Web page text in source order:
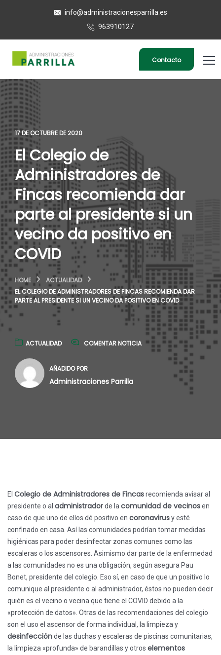
info@administracionesparrilla.es
963910127
Contacto
17 DE OCTUBRE DE 2020
El Colegio de
Administradores de
Fincas recomienda dar
parte al presidente si un
vecino da positivo en
COVID
HOME
ACTUALIDAD
EL COLEGIO DE ADMINISTRADORES DE FINCAS RECOMIENDA DAR
PARTE AL PRESIDENTE SI UN VECINO DA POSITIVO EN COVID
ACTUALIDAD COMENTAR NOTICIA
AÑADIDO POR
Administraciones Parrilla
El Colegio de Administradores de Fincasrecomienda avisar al
presidente o al administradorde la comunidad de vecinosen
caso de que uno de ellos dé positivo en coronavirusy esté
confinado en casa. Así las comunidades podrían tomar medidas
higiénicas para poder desinfectar zonas comunes como las
escaleras o los ascensores. Asimismo dar parte de la enfermedad
a las comunidades no es una obligación, según asegura Pau
Bonet, presidente del colegio. Eso sí, en caso de que un positivo lo
comunique al presidente o al administrador, éstos no pueden decir
quién es el vecino o vecina que tiene el COVID debido a la
«protección de datos». Otras de las recomendaciones del colegio
son el uso el ascensor de forma individual, la limpieza y
desinfecciónde las duchas y escaleras de piscinas comunitarias,
la limpieza «profunda» de barandillas y otros elementos